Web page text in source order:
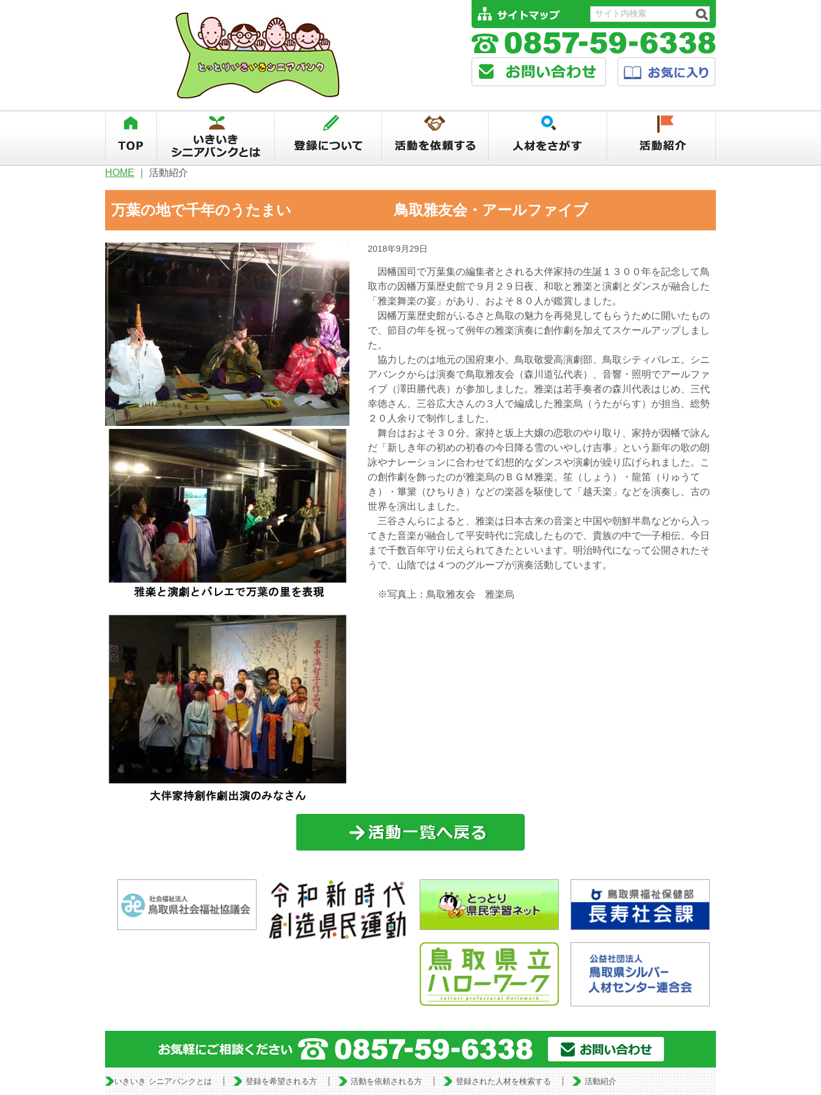
HOME 活動紹介
万葉の地で千年のうたまい 鳥取雅友会・アールファイブ
2018年9月29日
因幡国司で万葉集の編集者とされる大伴家持の生誕１３００年を記念して鳥
取市の因幡万葉歴史館で９月２９日夜、和歌と雅楽と演劇とダンスが融合した
「雅楽舞楽の宴」があり、およそ８０人が鑑賞しました。
因幡万葉歴史館がふるさと鳥取の魅力を再発見してもらうために開いたもの
で、節目の年を祝って例年の雅楽演奏に創作劇を加えてスケールアップしまし
た。
協力したのは地元の国府東小、鳥取敬愛高演劇部、鳥取シティバレエ。シニ
アバンクからは演奏で鳥取雅友会（森川道弘代表）、音響・照明でアールファ
イブ（澤田勝代表）が参加しました。雅楽は若手奏者の森川代表はじめ、三代
幸徳さん、三谷広大さんの３人で編成した雅楽烏（うたがらす）が担当、総勢
２０人余りで制作しました。
舞台はおよそ３０分。家持と坂上大嬢の恋歌のやり取り、家持が因幡で詠ん
だ「新しき年の初めの初春の今日降る雪のいやしけ吉事」という新年の歌の朗
詠やナレーションに合わせて幻想的なダンスや演劇が繰り広げられました。こ
の創作劇を飾ったのが雅楽烏のＢＧＭ雅楽。笙（しょう）・龍笛（りゅうて
き）・篳篥（ひちりき）などの楽器を駆使して「越天楽」などを演奏し、古の
世界を演出しました。
三谷さんらによると、雅楽は日本古来の音楽と中国や朝鮮半島などから入っ
てきた音楽が融合して平安時代に完成したもので、貴族の中で一子相伝、今日
まで千数百年守り伝えられてきたといいます。明治時代になって公開されたそ
うで、山陰では４つのグループが演奏活動しています。
※写真上：鳥取雅友会 雅楽烏
いきいき シニアバンクとは 登録を希望される方 活動を依頼される方 登録された人材を検索する 活動紹介